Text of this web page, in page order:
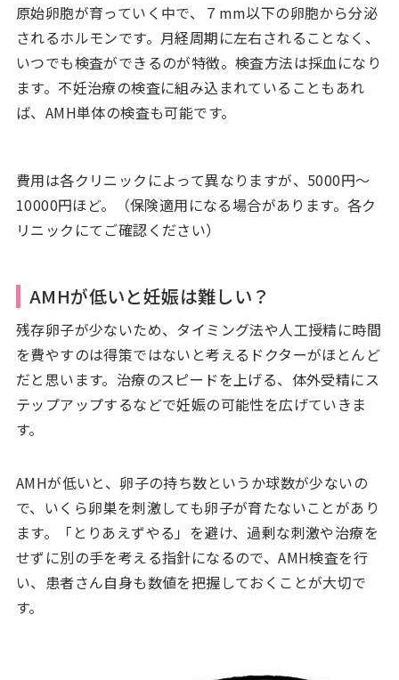
原始卵胞が育っていく中で、７mm以下の卵胞から分泌
されるホルモンです。月経周期に左右されることなく、
いつでも検査ができるのが特徴。検査方法は採血になり
ます。不妊治療の検査に組み込まれていることもあれ
ば、AMH単体の検査も可能です。
費用は各クリニックによって異なりますが、5000円～
10000円ほど。（保険適用になる場合があります。各ク
リニックにてご確認ください）
AMHが低いと妊娠は難しい？
残存卵子が少ないため、タイミング法や人工授精に時間
を費やすのは得策ではないと考えるドクターがほとんど
だと思います。治療のスピードを上げる、体外受精にス
テップアップするなどで妊娠の可能性を広げていきま
す。
AMHが低いと、卵子の持ち数というか球数が少ないの
で、いくら卵巣を刺激しても卵子が育たないことがあり
ます。「とりあえずやる」を避け、過剰な刺激や治療を
せずに別の手を考える指針になるので、AMH検査を行
い、患者さん自身も数値を把握しておくことが大切で
す。